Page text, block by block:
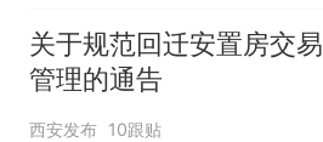
关于规范回迁安置房交易
管理的通告
西安发布 10跟贴